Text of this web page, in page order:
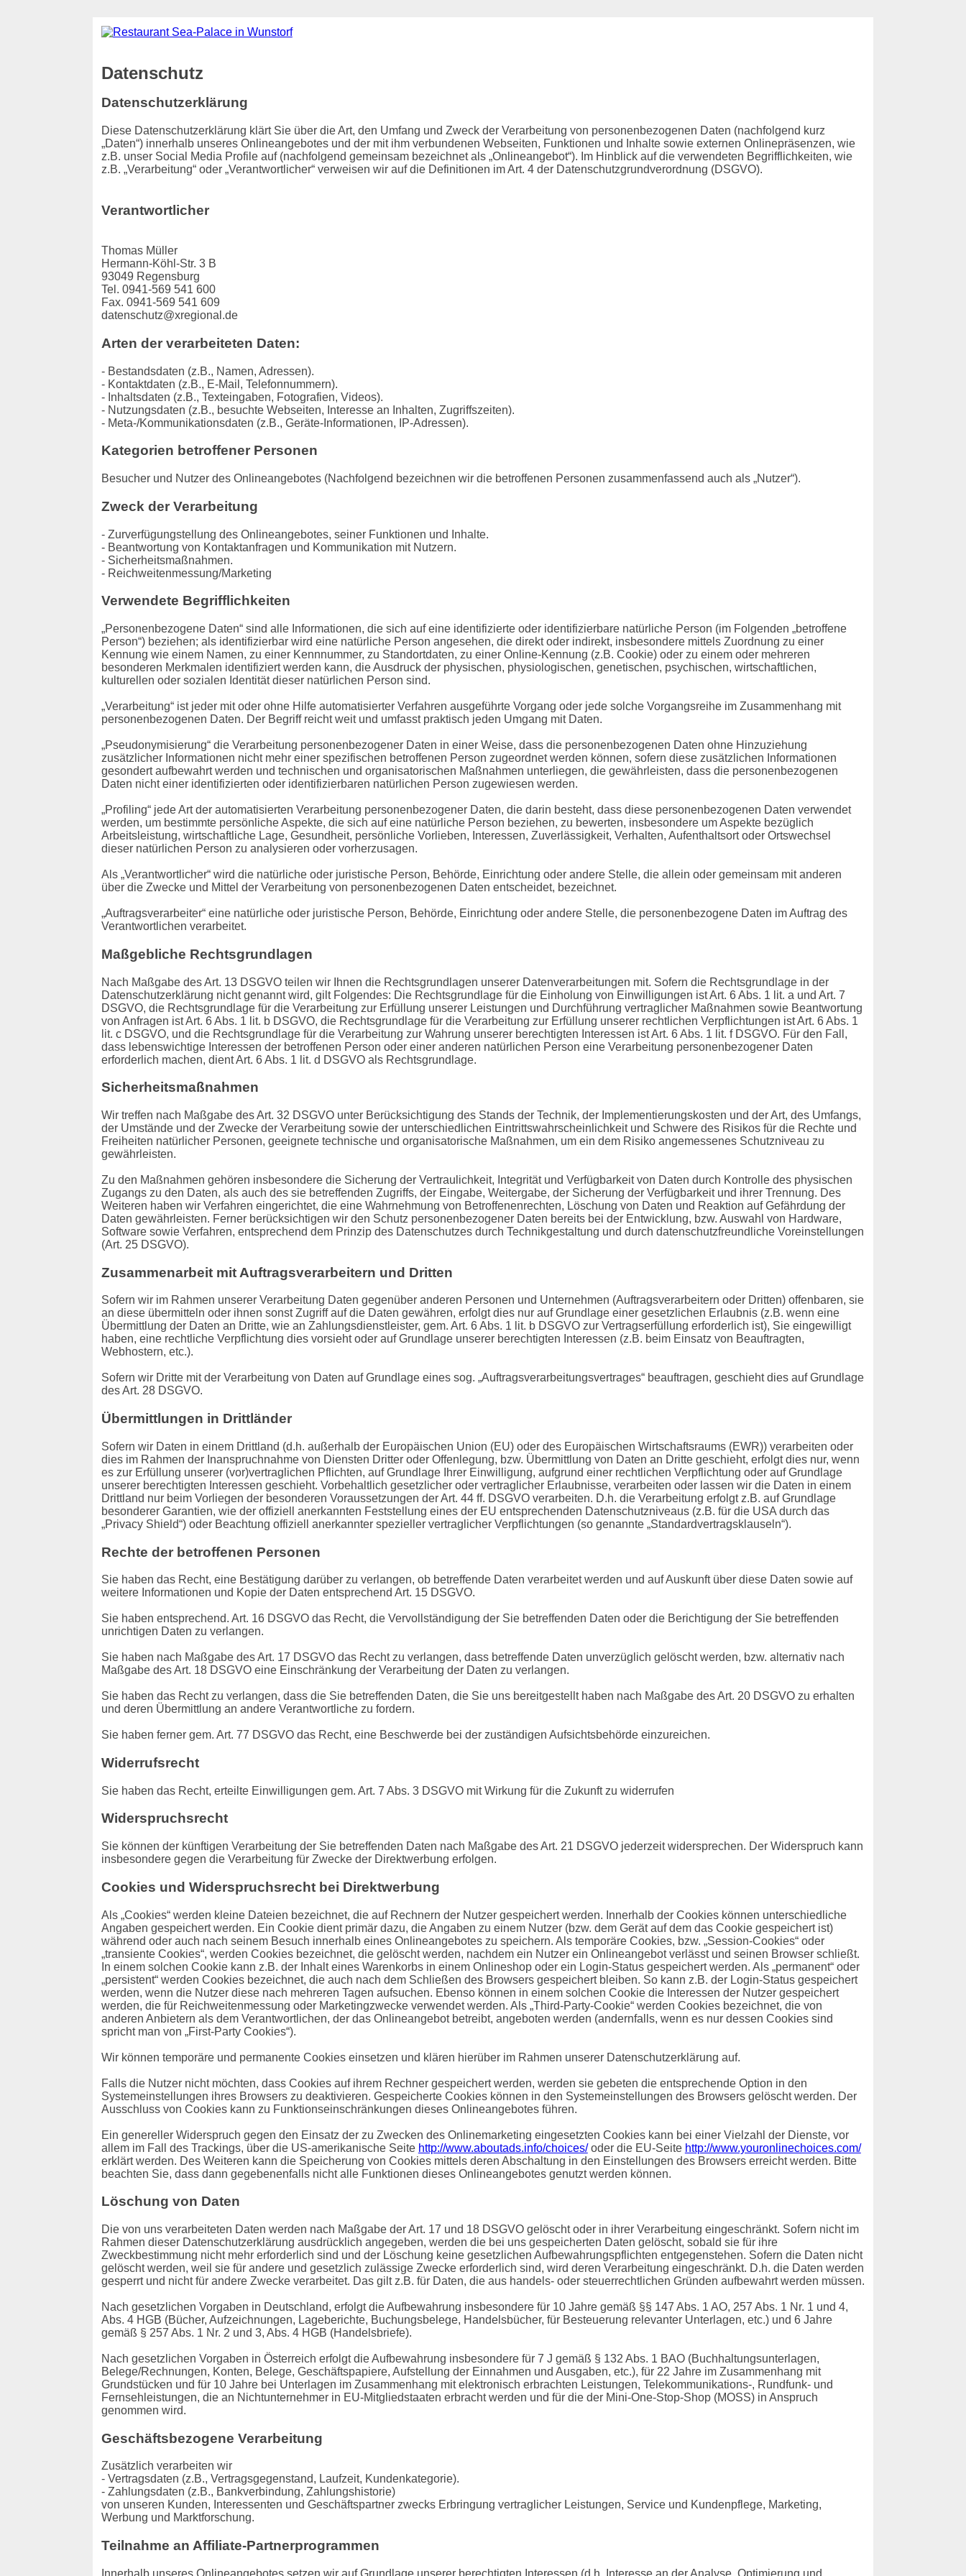
Datenschutz
Datenschutzerklärung
Diese Datenschutzerklärung klärt Sie über die Art, den Umfang und Zweck der Verarbeitung von personenbezogenen Daten (nachfolgend kurz
„Daten“) innerhalb unseres Onlineangebotes und der mit ihm verbundenen Webseiten, Funktionen und Inhalte sowie externen Onlinepräsenzen, wie
z.B. unser Social Media Profile auf (nachfolgend gemeinsam bezeichnet als „Onlineangebot“). Im Hinblick auf die verwendeten Begrifflichkeiten, wie
z.B. „Verarbeitung“ oder „Verantwortlicher“ verweisen wir auf die Definitionen im Art. 4 der Datenschutzgrundverordnung (DSGVO).
Verantwortlicher
Thomas Müller
Hermann-Köhl-Str. 3 B
93049 Regensburg
Tel. 0941-569 541 600
Fax. 0941-569 541 609
datenschutz@xregional.de
Arten der verarbeiteten Daten:
- Bestandsdaten (z.B., Namen, Adressen).
- Kontaktdaten (z.B., E-Mail, Telefonnummern).
- Inhaltsdaten (z.B., Texteingaben, Fotografien, Videos).
- Nutzungsdaten (z.B., besuchte Webseiten, Interesse an Inhalten, Zugriffszeiten).
- Meta-/Kommunikationsdaten (z.B., Geräte-Informationen, IP-Adressen).
Kategorien betroffener Personen
Besucher und Nutzer des Onlineangebotes (Nachfolgend bezeichnen wir die betroffenen Personen zusammenfassend auch als „Nutzer“).
Zweck der Verarbeitung
- Zurverfügungstellung des Onlineangebotes, seiner Funktionen und Inhalte.
- Beantwortung von Kontaktanfragen und Kommunikation mit Nutzern.
- Sicherheitsmaßnahmen.
- Reichweitenmessung/Marketing
Verwendete Begrifflichkeiten
„Personenbezogene Daten“ sind alle Informationen, die sich auf eine identifizierte oder identifizierbare natürliche Person (im Folgenden „betroffene
Person“) beziehen; als identifizierbar wird eine natürliche Person angesehen, die direkt oder indirekt, insbesondere mittels Zuordnung zu einer
Kennung wie einem Namen, zu einer Kennnummer, zu Standortdaten, zu einer Online-Kennung (z.B. Cookie) oder zu einem oder mehreren
besonderen Merkmalen identifiziert werden kann, die Ausdruck der physischen, physiologischen, genetischen, psychischen, wirtschaftlichen,
kulturellen oder sozialen Identität dieser natürlichen Person sind.
„Verarbeitung“ ist jeder mit oder ohne Hilfe automatisierter Verfahren ausgeführte Vorgang oder jede solche Vorgangsreihe im Zusammenhang mit
personenbezogenen Daten. Der Begriff reicht weit und umfasst praktisch jeden Umgang mit Daten.
„Pseudonymisierung“ die Verarbeitung personenbezogener Daten in einer Weise, dass die personenbezogenen Daten ohne Hinzuziehung
zusätzlicher Informationen nicht mehr einer spezifischen betroffenen Person zugeordnet werden können, sofern diese zusätzlichen Informationen
gesondert aufbewahrt werden und technischen und organisatorischen Maßnahmen unterliegen, die gewährleisten, dass die personenbezogenen
Daten nicht einer identifizierten oder identifizierbaren natürlichen Person zugewiesen werden.
„Profiling“ jede Art der automatisierten Verarbeitung personenbezogener Daten, die darin besteht, dass diese personenbezogenen Daten verwendet
werden, um bestimmte persönliche Aspekte, die sich auf eine natürliche Person beziehen, zu bewerten, insbesondere um Aspekte bezüglich
Arbeitsleistung, wirtschaftliche Lage, Gesundheit, persönliche Vorlieben, Interessen, Zuverlässigkeit, Verhalten, Aufenthaltsort oder Ortswechsel
dieser natürlichen Person zu analysieren oder vorherzusagen.
Als „Verantwortlicher“ wird die natürliche oder juristische Person, Behörde, Einrichtung oder andere Stelle, die allein oder gemeinsam mit anderen
über die Zwecke und Mittel der Verarbeitung von personenbezogenen Daten entscheidet, bezeichnet.
„Auftragsverarbeiter“ eine natürliche oder juristische Person, Behörde, Einrichtung oder andere Stelle, die personenbezogene Daten im Auftrag des
Verantwortlichen verarbeitet.
Maßgebliche Rechtsgrundlagen
Nach Maßgabe des Art. 13 DSGVO teilen wir Ihnen die Rechtsgrundlagen unserer Datenverarbeitungen mit. Sofern die Rechtsgrundlage in der
Datenschutzerklärung nicht genannt wird, gilt Folgendes: Die Rechtsgrundlage für die Einholung von Einwilligungen ist Art. 6 Abs. 1 lit. a und Art. 7
DSGVO, die Rechtsgrundlage für die Verarbeitung zur Erfüllung unserer Leistungen und Durchführung vertraglicher Maßnahmen sowie Beantwortung
von Anfragen ist Art. 6 Abs. 1 lit. b DSGVO, die Rechtsgrundlage für die Verarbeitung zur Erfüllung unserer rechtlichen Verpflichtungen ist Art. 6 Abs. 1
lit. c DSGVO, und die Rechtsgrundlage für die Verarbeitung zur Wahrung unserer berechtigten Interessen ist Art. 6 Abs. 1 lit. f DSGVO. Für den Fall,
dass lebenswichtige Interessen der betroffenen Person oder einer anderen natürlichen Person eine Verarbeitung personenbezogener Daten
erforderlich machen, dient Art. 6 Abs. 1 lit. d DSGVO als Rechtsgrundlage.
Sicherheitsmaßnahmen
Wir treffen nach Maßgabe des Art. 32 DSGVO unter Berücksichtigung des Stands der Technik, der Implementierungskosten und der Art, des Umfangs,
der Umstände und der Zwecke der Verarbeitung sowie der unterschiedlichen Eintrittswahrscheinlichkeit und Schwere des Risikos für die Rechte und
Freiheiten natürlicher Personen, geeignete technische und organisatorische Maßnahmen, um ein dem Risiko angemessenes Schutzniveau zu
gewährleisten.
Zu den Maßnahmen gehören insbesondere die Sicherung der Vertraulichkeit, Integrität und Verfügbarkeit von Daten durch Kontrolle des physischen
Zugangs zu den Daten, als auch des sie betreffenden Zugriffs, der Eingabe, Weitergabe, der Sicherung der Verfügbarkeit und ihrer Trennung. Des
Weiteren haben wir Verfahren eingerichtet, die eine Wahrnehmung von Betroffenenrechten, Löschung von Daten und Reaktion auf Gefährdung der
Daten gewährleisten. Ferner berücksichtigen wir den Schutz personenbezogener Daten bereits bei der Entwicklung, bzw. Auswahl von Hardware,
Software sowie Verfahren, entsprechend dem Prinzip des Datenschutzes durch Technikgestaltung und durch datenschutzfreundliche Voreinstellungen
(Art. 25 DSGVO).
Zusammenarbeit mit Auftragsverarbeitern und Dritten
Sofern wir im Rahmen unserer Verarbeitung Daten gegenüber anderen Personen und Unternehmen (Auftragsverarbeitern oder Dritten) offenbaren, sie
an diese übermitteln oder ihnen sonst Zugriff auf die Daten gewähren, erfolgt dies nur auf Grundlage einer gesetzlichen Erlaubnis (z.B. wenn eine
Übermittlung der Daten an Dritte, wie an Zahlungsdienstleister, gem. Art. 6 Abs. 1 lit. b DSGVO zur Vertragserfüllung erforderlich ist), Sie eingewilligt
haben, eine rechtliche Verpflichtung dies vorsieht oder auf Grundlage unserer berechtigten Interessen (z.B. beim Einsatz von Beauftragten,
Webhostern, etc.).
Sofern wir Dritte mit der Verarbeitung von Daten auf Grundlage eines sog. „Auftragsverarbeitungsvertrages“ beauftragen, geschieht dies auf Grundlage
des Art. 28 DSGVO.
Übermittlungen in Drittländer
Sofern wir Daten in einem Drittland (d.h. außerhalb der Europäischen Union (EU) oder des Europäischen Wirtschaftsraums (EWR)) verarbeiten oder
dies im Rahmen der Inanspruchnahme von Diensten Dritter oder Offenlegung, bzw. Übermittlung von Daten an Dritte geschieht, erfolgt dies nur, wenn
es zur Erfüllung unserer (vor)vertraglichen Pflichten, auf Grundlage Ihrer Einwilligung, aufgrund einer rechtlichen Verpflichtung oder auf Grundlage
unserer berechtigten Interessen geschieht. Vorbehaltlich gesetzlicher oder vertraglicher Erlaubnisse, verarbeiten oder lassen wir die Daten in einem
Drittland nur beim Vorliegen der besonderen Voraussetzungen der Art. 44 ff. DSGVO verarbeiten. D.h. die Verarbeitung erfolgt z.B. auf Grundlage
besonderer Garantien, wie der offiziell anerkannten Feststellung eines der EU entsprechenden Datenschutzniveaus (z.B. für die USA durch das
„Privacy Shield“) oder Beachtung offiziell anerkannter spezieller vertraglicher Verpflichtungen (so genannte „Standardvertragsklauseln“).
Rechte der betroffenen Personen
Sie haben das Recht, eine Bestätigung darüber zu verlangen, ob betreffende Daten verarbeitet werden und auf Auskunft über diese Daten sowie auf
weitere Informationen und Kopie der Daten entsprechend Art. 15 DSGVO.
Sie haben entsprechend. Art. 16 DSGVO das Recht, die Vervollständigung der Sie betreffenden Daten oder die Berichtigung der Sie betreffenden
unrichtigen Daten zu verlangen.
Sie haben nach Maßgabe des Art. 17 DSGVO das Recht zu verlangen, dass betreffende Daten unverzüglich gelöscht werden, bzw. alternativ nach
Maßgabe des Art. 18 DSGVO eine Einschränkung der Verarbeitung der Daten zu verlangen.
Sie haben das Recht zu verlangen, dass die Sie betreffenden Daten, die Sie uns bereitgestellt haben nach Maßgabe des Art. 20 DSGVO zu erhalten
und deren Übermittlung an andere Verantwortliche zu fordern.
Sie haben ferner gem. Art. 77 DSGVO das Recht, eine Beschwerde bei der zuständigen Aufsichtsbehörde einzureichen.
Widerrufsrecht
Sie haben das Recht, erteilte Einwilligungen gem. Art. 7 Abs. 3 DSGVO mit Wirkung für die Zukunft zu widerrufen
Widerspruchsrecht
Sie können der künftigen Verarbeitung der Sie betreffenden Daten nach Maßgabe des Art. 21 DSGVO jederzeit widersprechen. Der Widerspruch kann
insbesondere gegen die Verarbeitung für Zwecke der Direktwerbung erfolgen.
Cookies und Widerspruchsrecht bei Direktwerbung
Als „Cookies“ werden kleine Dateien bezeichnet, die auf Rechnern der Nutzer gespeichert werden. Innerhalb der Cookies können unterschiedliche
Angaben gespeichert werden. Ein Cookie dient primär dazu, die Angaben zu einem Nutzer (bzw. dem Gerät auf dem das Cookie gespeichert ist)
während oder auch nach seinem Besuch innerhalb eines Onlineangebotes zu speichern. Als temporäre Cookies, bzw. „Session-Cookies“ oder
„transiente Cookies“, werden Cookies bezeichnet, die gelöscht werden, nachdem ein Nutzer ein Onlineangebot verlässt und seinen Browser schließt.
In einem solchen Cookie kann z.B. der Inhalt eines Warenkorbs in einem Onlineshop oder ein Login-Status gespeichert werden. Als „permanent“ oder
„persistent“ werden Cookies bezeichnet, die auch nach dem Schließen des Browsers gespeichert bleiben. So kann z.B. der Login-Status gespeichert
werden, wenn die Nutzer diese nach mehreren Tagen aufsuchen. Ebenso können in einem solchen Cookie die Interessen der Nutzer gespeichert
werden, die für Reichweitenmessung oder Marketingzwecke verwendet werden. Als „Third-Party-Cookie“ werden Cookies bezeichnet, die von
anderen Anbietern als dem Verantwortlichen, der das Onlineangebot betreibt, angeboten werden (andernfalls, wenn es nur dessen Cookies sind
spricht man von „First-Party Cookies“).
Wir können temporäre und permanente Cookies einsetzen und klären hierüber im Rahmen unserer Datenschutzerklärung auf.
Falls die Nutzer nicht möchten, dass Cookies auf ihrem Rechner gespeichert werden, werden sie gebeten die entsprechende Option in den
Systemeinstellungen ihres Browsers zu deaktivieren. Gespeicherte Cookies können in den Systemeinstellungen des Browsers gelöscht werden. Der
Ausschluss von Cookies kann zu Funktionseinschränkungen dieses Onlineangebotes führen.
Ein genereller Widerspruch gegen den Einsatz der zu Zwecken des Onlinemarketing eingesetzten Cookies kann bei einer Vielzahl der Dienste, vor
allem im Fall des Trackings, über die US-amerikanische Seite http://www.aboutads.info/choices/oder die EU-Seite http://www.youronlinechoices.com/
erklärt werden. Des Weiteren kann die Speicherung von Cookies mittels deren Abschaltung in den Einstellungen des Browsers erreicht werden. Bitte
beachten Sie, dass dann gegebenenfalls nicht alle Funktionen dieses Onlineangebotes genutzt werden können.
Löschung von Daten
Die von uns verarbeiteten Daten werden nach Maßgabe der Art. 17 und 18 DSGVO gelöscht oder in ihrer Verarbeitung eingeschränkt. Sofern nicht im
Rahmen dieser Datenschutzerklärung ausdrücklich angegeben, werden die bei uns gespeicherten Daten gelöscht, sobald sie für ihre
Zweckbestimmung nicht mehr erforderlich sind und der Löschung keine gesetzlichen Aufbewahrungspflichten entgegenstehen. Sofern die Daten nicht
gelöscht werden, weil sie für andere und gesetzlich zulässige Zwecke erforderlich sind, wird deren Verarbeitung eingeschränkt. D.h. die Daten werden
gesperrt und nicht für andere Zwecke verarbeitet. Das gilt z.B. für Daten, die aus handels- oder steuerrechtlichen Gründen aufbewahrt werden müssen.
Nach gesetzlichen Vorgaben in Deutschland, erfolgt die Aufbewahrung insbesondere für 10 Jahre gemäß §§ 147 Abs. 1 AO, 257 Abs. 1 Nr. 1 und 4,
Abs. 4 HGB (Bücher, Aufzeichnungen, Lageberichte, Buchungsbelege, Handelsbücher, für Besteuerung relevanter Unterlagen, etc.) und 6 Jahre
gemäß § 257 Abs. 1 Nr. 2 und 3, Abs. 4 HGB (Handelsbriefe).
Nach gesetzlichen Vorgaben in Österreich erfolgt die Aufbewahrung insbesondere für 7 J gemäß § 132 Abs. 1 BAO (Buchhaltungsunterlagen,
Belege/Rechnungen, Konten, Belege, Geschäftspapiere, Aufstellung der Einnahmen und Ausgaben, etc.), für 22 Jahre im Zusammenhang mit
Grundstücken und für 10 Jahre bei Unterlagen im Zusammenhang mit elektronisch erbrachten Leistungen, Telekommunikations-, Rundfunk- und
Fernsehleistungen, die an Nichtunternehmer in EU-Mitgliedstaaten erbracht werden und für die der Mini-One-Stop-Shop (MOSS) in Anspruch
genommen wird.
Geschäftsbezogene Verarbeitung
Zusätzlich verarbeiten wir
- Vertragsdaten (z.B., Vertragsgegenstand, Laufzeit, Kundenkategorie).
- Zahlungsdaten (z.B., Bankverbindung, Zahlungshistorie)
von unseren Kunden, Interessenten und Geschäftspartner zwecks Erbringung vertraglicher Leistungen, Service und Kundenpflege, Marketing,
Werbung und Marktforschung.
Teilnahme an Affiliate-Partnerprogrammen
Innerhalb unseres Onlineangebotes setzen wir auf Grundlage unserer berechtigten Interessen (d.h. Interesse an der Analyse, Optimierung und